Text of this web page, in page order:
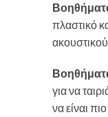
πλαστικό
για να
να είναι